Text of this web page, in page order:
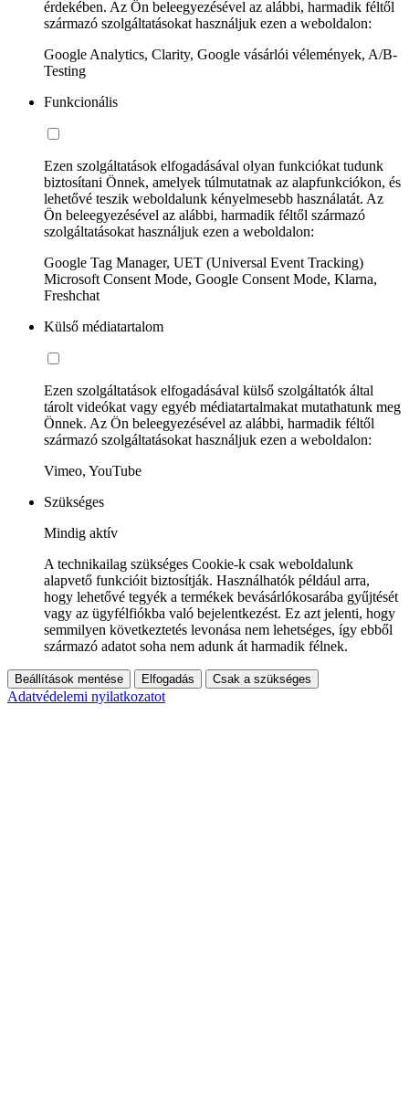
érdekében. Az Ön beleegyezésével az alábbi, harmadik féltől
származó szolgáltatásokat használjuk ezen a weboldalon:
Google Analytics, Clarity, Google vásárlói vélemények, A/B-
Testing
Funkcionális
Ezen szolgáltatások elfogadásával olyan funkciókat tudunk
biztosítani Önnek, amelyek túlmutatnak az alapfunkciókon, és
lehetővé teszik weboldalunk kényelmesebb használatát. Az
Ön beleegyezésével az alábbi, harmadik féltől származó
szolgáltatásokat használjuk ezen a weboldalon:
Google Tag Manager, UET (Universal Event Tracking)
Microsoft Consent Mode, Google Consent Mode, Klarna,
Freshchat
Külső médiatartalom
Ezen szolgáltatások elfogadásával külső szolgáltatók által
tárolt videókat vagy egyéb médiatartalmakat mutathatunk meg
Önnek. Az Ön beleegyezésével az alábbi, harmadik féltől
származó szolgáltatásokat használjuk ezen a weboldalon:
Vimeo, YouTube
Szükséges
Mindig aktív
A technikailag szükséges Cookie-k csak weboldalunk
alapvető funkcióit biztosítják. Használhatók például arra,
hogy lehetővé tegyék a termékek bevásárlókosarába gyűjtését
vagy az ügyfélfiókba való bejelentkezést. Ez azt jelenti, hogy
semmilyen következtetés levonása nem lehetséges, így ebből
származó adatot soha nem adunk át harmadik félnek.
Beállítások mentése Elfogadás Csak a szükséges
Adatvédelemi nyilatkozatot